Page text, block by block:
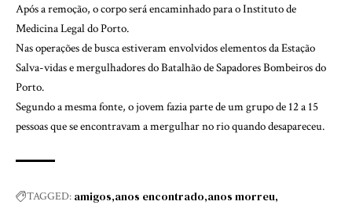
Após a remoção, o corpo será encaminhado para o Instituto de
Medicina Legal do Porto.
Nas operações de busca estiveram envolvidos elementos da Estação
Salva-vidas e mergulhadores do Batalhão de Sapadores Bombeiros do
Porto.
Segundo a mesma fonte, o jovem fazia parte de um grupo de 12 a 15
pessoas que se encontravam a mergulhar no rio quando desapareceu.
TAGGED: amigos anos encontrado anos morreu